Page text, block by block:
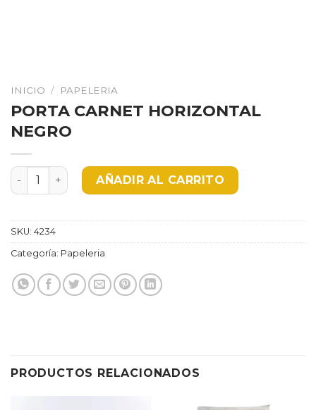
INICIO / PAPELERIA
PORTA CARNET HORIZONTAL
NEGRO
PORTA CARNET HORIZONTAL NEGRO cantidad
AÑADIR AL CARRITO
SKU: 4234
Categoría: Papeleria
PRODUCTOS RELACIONADOS